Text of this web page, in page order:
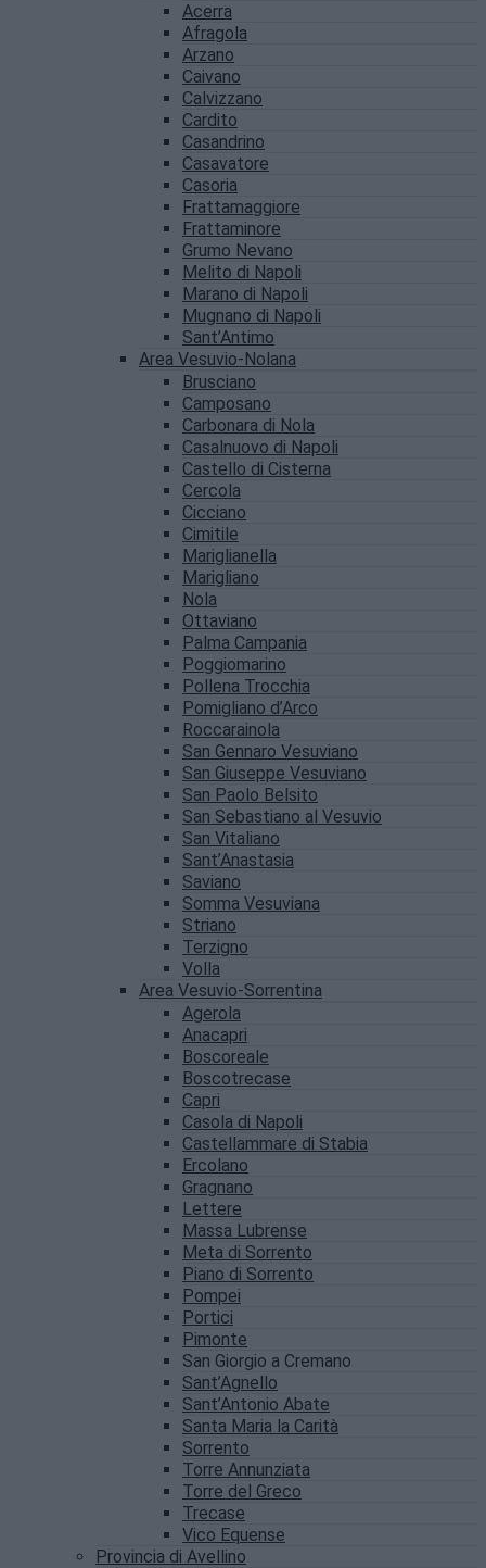
Acerra
Afragola
Arzano
Caivano
Calvizzano
Cardito
Casandrino
Casavatore
Casoria
Frattamaggiore
Frattaminore
Grumo Nevano
Melito di Napoli
Marano di Napoli
Mugnano di Napoli
Sant’Antimo
Area Vesuvio-Nolana
Brusciano
Camposano
Carbonara di Nola
Casalnuovo di Napoli
Castello di Cisterna
Cercola
Cicciano
Cimitile
Mariglianella
Marigliano
Nola
Ottaviano
Palma Campania
Poggiomarino
Pollena Trocchia
Pomigliano d’Arco
Roccarainola
San Gennaro Vesuviano
San Giuseppe Vesuviano
San Paolo Belsito
San Sebastiano al Vesuvio
San Vitaliano
Sant’Anastasia
Saviano
Somma Vesuviana
Striano
Terzigno
Volla
Area Vesuvio-Sorrentina
Agerola
Anacapri
Boscoreale
Boscotrecase
Capri
Casola di Napoli
Castellammare di Stabia
Ercolano
Gragnano
Lettere
Massa Lubrense
Meta di Sorrento
Piano di Sorrento
Pompei
Portici
Pimonte
San Giorgio a Cremano
Sant’Agnello
Sant’Antonio Abate
Santa Maria la Carità
Sorrento
Torre Annunziata
Torre del Greco
Trecase
Vico Equense
Provincia di Avellino